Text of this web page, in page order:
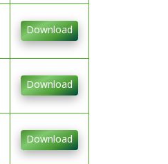
Download
Download
Download